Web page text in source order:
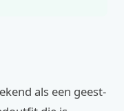
als een geest-